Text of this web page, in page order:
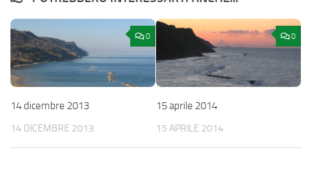
0
14 dicembre 2013
14 DICEMBRE 2013
0
15 aprile 2014
15 APRILE 2014